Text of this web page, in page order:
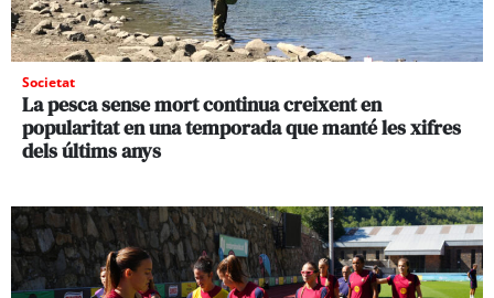
Societat
La pesca sense mort continua creixent en
popularitat en una temporada que manté les xifres
dels últims anys